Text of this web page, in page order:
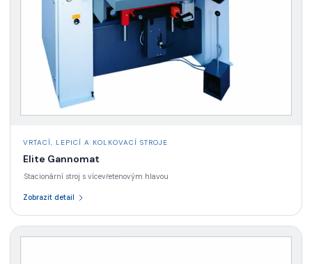
VRTACÍ, LEPICÍ A KOLKOVACÍ STROJE
Elite Gannomat
·Stacionární stroj s vícevřetenovým hlavou
Zobrazit detail